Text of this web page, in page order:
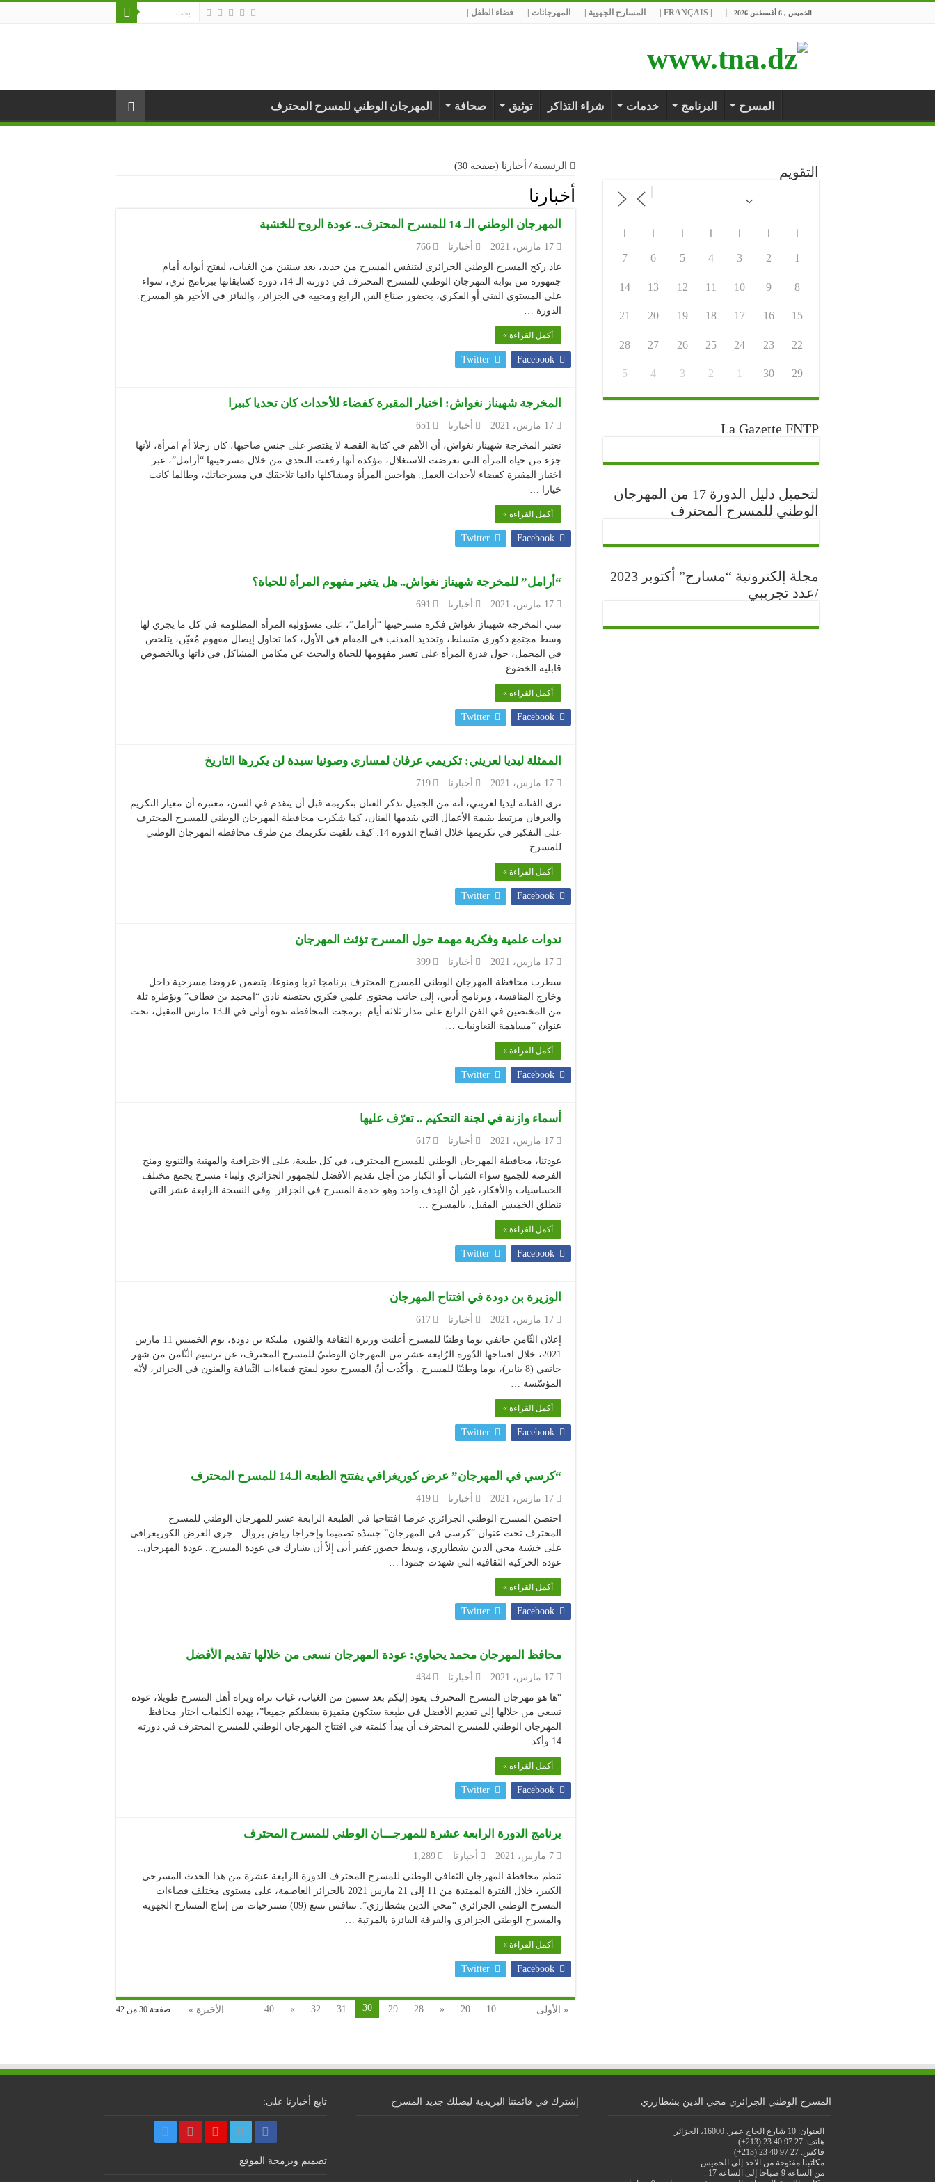
الخميس , 6 أغسطس 2026 المسارح الجهوية | المهرجانات | فضاء الطفل |
المسرح البرنامج خدمات شراء التذاكر توثيق صحافة المهرجان الوطني للمسرح المحترف
الرئيسية / أخبارنا (صفحه 30)
أخبارنا
المهرجان الوطني الـ 14 للمسرح المحترف.. عودة الروح للخشبة
17 مارس، 2021 أخبارنا
766
عاد ركح المسرح الوطني الجزائري ليتنفس المسرح من جديد، بعد سنتين من الغياب، ليفتح أبوابه أمام
جمهوره من بوابة المهرجان الوطني للمسرح المحترف في دورته الـ 14، دورة كسابقاتها ببرنامج ثري، سواء
على المستوى الفني أو الفكري، بحضور صناع الفن الرابع ومحبيه في الجزائر، والفائز في الأخير هو المسرح.
الدورة …
أكمل القراءة »
Facebook
Twitter
المخرجة شهيناز نغواش: اختيار المقبرة كفضاء للأحداث كان تحديا كبيرا
17 مارس، 2021 أخبارنا
651
تعتبر المخرجة شهيناز نغواش، أن الأهم في كتابة القصة لا يقتصر على جنس صاحبها، كان رجلا أم امرأة، لأنها
جزء من حياة المرأة التي تعرضت للاستغلال، مؤكدة أنها رفعت التحدي من خلال مسرحيتها “أرامل”، عبر
اختيار المقبرة كفضاء لأحداث العمل. هواجس المرأة ومشاكلها دائما تلاحقك في مسرحياتك، وطالما كانت
خيارا …
أكمل القراءة »
Facebook
Twitter
“أرامل” للمخرجة شهيناز نغواش.. هل يتغير مفهوم المرأة للحياة؟
17 مارس، 2021 أخبارنا
691
تبني المخرجة شهيناز نغواش فكرة مسرحيتها “أرامل”، على مسؤولية المرأة المظلومة في كل ما يجري لها
وسط مجتمع ذكوري متسلط، وتحديد المذنب في المقام في الأول، كما تحاول إيصال مفهوم مُعيّن، يتلخص
في المجمل، حول قدرة المرأة على تغيير مفهومها للحياة والبحث عن مكامن المشاكل في ذاتها وبالخصوص
قابلية الخضوع …
أكمل القراءة »
Facebook
Twitter
الممثلة ليديا لعريني: تكريمي عرفان لمساري وصونيا سيدة لن يكررها التاريخ
17 مارس، 2021 أخبارنا
719
ترى الفنانة ليديا لعريني، أنه من الجميل تذكر الفنان بتكريمه قبل أن يتقدم في السن، معتبرة أن معيار التكريم
والعرفان مرتبط بقيمة الأعمال التي يقدمها الفنان، كما شكرت محافظة المهرجان الوطني للمسرح المحترف
على التفكير في تكريمها خلال افتتاح الدورة 14. كيف تلقيت تكريمك من طرف محافظة المهرجان الوطني
للمسرح …
أكمل القراءة »
Facebook
Twitter
ندوات علمية وفكرية مهمة حول المسرح تؤثث المهرجان
17 مارس، 2021 أخبارنا
399
سطرت محافظة المهرجان الوطني للمسرح المحترف برنامجا ثريا ومنوعا، يتضمن عروضا مسرحية داخل
وخارج المنافسة، وبرنامج أدبي، إلى جانب محتوى علمي فكري يحتضنه نادي “امحمد بن قطاف” ويؤطره ثلة
من المختصين في الفن الرابع على مدار ثلاثة أيام. برمجت المحافظة ندوة أولى في الـ13 مارس المقبل، تحت
عنوان “مساهمة التعاونيات …
أكمل القراءة »
Facebook
Twitter
أسماء وازنة في لجنة التحكيم .. تعرّف عليها
17 مارس، 2021 أخبارنا
617
عودتنا، محافظة المهرجان الوطني للمسرح المحترف، في كل طبعة، على الاحترافية والمهنية والتنويع ومنح
الفرصة للجميع سواء الشباب أو الكبار من أجل تقديم الأفضل للجمهور الجزائري ولبناء مسرح يجمع مختلف
الحساسيات والأفكار، غير أنّ الهدف واحد وهو خدمة المسرح في الجزائر. وفي النسخة الرابعة عشر التي
تنطلق الخميس المقبل، بالمسرح …
أكمل القراءة »
Facebook
Twitter
الوزيرة بن دودة في افتتاح المهرجان
17 مارس، 2021 أخبارنا
617
إعلان الثّامن جانفي يوما وطنيّا للمسرح أعلنت وزيرة الثقافة والفنون مليكة بن دودة، يوم الخميس 11 مارس
2021، خلال افتتاحها الدّورة الرّابعة عشر من المهرجان الوطنيّ للمسرح المحترف، عن ترسيم الثّامن من شهر
جانفي (8 يناير)، يوما وطنيّا للمسرح . وأكّدت أنّ المسرح يعود ليفتح فضاءات الثّقافة والفنون في الجزائر، لأنّه
المؤسّسة …
أكمل القراءة »
Facebook
Twitter
“كرسي في المهرجان” عرض كوريغرافي يفتتح الطبعة الـ14 للمسرح المحترف
17 مارس، 2021 أخبارنا
419
احتضن المسرح الوطني الجزائري عرضا افتتاحيا في الطبعة الرابعة عشر للمهرجان الوطني للمسرح
المحترف تحت عنوان “كرسي في المهرجان” جسدّه تصميما وإخراجا رياض بروال. جرى العرض الكوريغرافي
على خشبة محي الدين بشطارزي، وسط حضور غفير أبى إلاّ أن يشارك في عودة المسرح.. عودة المهرجان..
عودة الحركية الثقافية التي شهدت جمودا …
أكمل القراءة »
Facebook
Twitter
محافظ المهرجان محمد يحياوي: عودة المهرجان نسعى من خلالها تقديم الأفضل
17 مارس، 2021 أخبارنا
434
“ها هو مهرجان المسرح المحترف يعود إليكم بعد سنتين من الغياب، غياب نراه ويراه أهل المسرح طويلا، عودة
نسعى من خلالها إلى تقديم الأفضل في طبعة ستكون متميزة بفضلكم جميعا”، بهذه الكلمات اختار محافظ
المهرجان الوطني للمسرح المحترف أن يبدأ كلمته في افتتاح المهرجان الوطني للمسرح المحترف في دورته
14.وأكد …
أكمل القراءة »
Facebook
Twitter
برنامج الدورة الرابعة عشرة للمهرجـــان الوطني للمسرح المحترف
7 مارس، 2021 أخبارنا
1,289
تنظم محافظة المهرجان الثقافي الوطني للمسرح المحترف الدورة الرابعة عشرة من هذا الحدث المسرحي
الكبير، خلال الفترة الممتدة من 11 إلى 21 مارس 2021 بالجزائر العاصمة، على مستوى مختلف فضاءات
المسرح الوطني الجزائري “محي الدين بشطارزي”. تتنافس تسع (09) مسرحيات من إنتاج المسارح الجهوية
والمسرح الوطني الجزائري والفرقة الفائزة بالمرتبة …
أكمل القراءة »
Facebook
Twitter
صفحة 30 من 42 « الأولى 10
20
«
28
29
30
31
32
»
40 الأخيرة »
التقويم
ا ا ا ا ا ا ا
1
2
3
4
5
6
7
8
9
10
11
12
13
14
15
16
17
18
19
20
21
22
23
24
25
26
27
28
29
30
1
2
3
4
5
La Gazette FNTP
لتحميل دليل الدورة 17 من المهرجان
الوطني للمسرح المحترف
مجلة إلكترونية “مسارح” أكتوبر 2023
/عدد تجريبي
المسرح الوطني الجزائري محي الدين بشطارزي
العنوان: 10 شارع الحاج عمر، 16000، الجزائر
هاتف: 27 97 40 23 (213+)
فاكس: 27 97 40 23 (213+)
مكاتبنا مفتوحة من الاحد إلى الخميس
من الساعة 9 صباحا إلى الساعة 17 .
إشترك في قائمتنا البريدية ليصلك جديد المسرح تابع أخبارنا على:
تصميم وبرمجة الموقع